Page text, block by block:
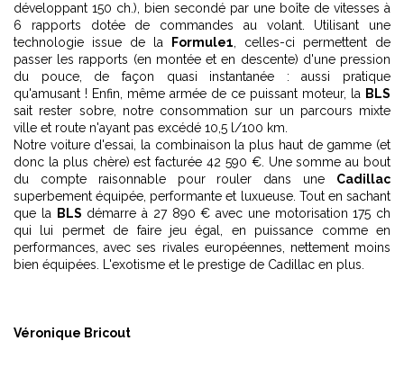
développant 150 ch.), bien secondé par une boîte de vitesses à
6 rapports dotée de commandes au volant. Utilisant une
technologie issue de la
Formule1 , celles-ci permettent de
passer les rapports (en montée et en descente) d'une pression
du pouce, de façon quasi instantanée : aussi pratique
qu'amusant ! Enfin, même armée de ce puissant moteur, la BLS
sait rester sobre, notre consommation sur un parcours mixte
ville et route n'ayant pas excédé 10,5 l/100 km.
Notre voiture d'essai, la combinaison la plus haut de gamme (et
donc la plus chère) est facturée 42 590 €. Une somme au bout
du compte raisonnable pour rouler dans une Cadillac
superbement équipée, performante et luxueuse. Tout en sachant
que la
BLS démarre à 27 890 € avec une motorisation 175 ch
qui lui permet de faire jeu égal, en puissance comme en
performances, avec ses rivales européennes, nettement moins
bien équipées. L'exotisme et le prestige de Cadillac en plus.
Véronique Bricout